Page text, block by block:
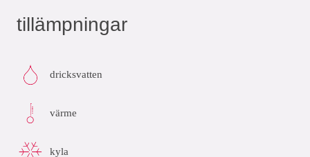
tillämpningar
dricksvatten
värme
kyla